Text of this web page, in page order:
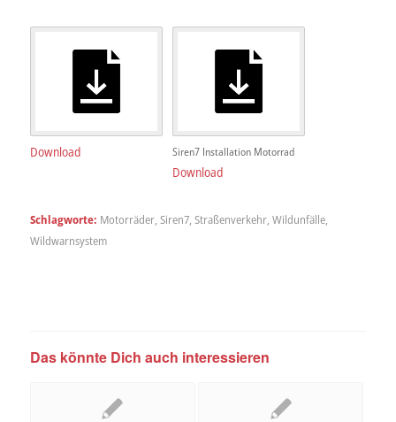
Download Siren7 Installation Motorrad
Download
Schlagworte: Motorräder, Siren7, Straßenverkehr, Wildunfälle,
Wildwarnsystem
Das könnte Dich auch interessieren